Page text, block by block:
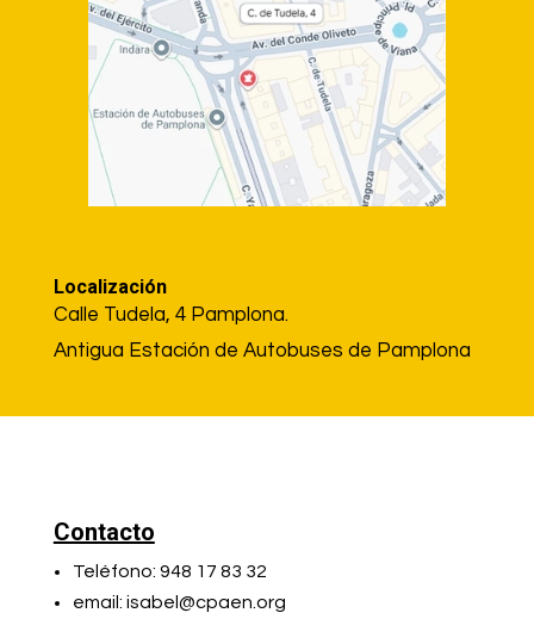
Localización
Calle Tudela, 4 Pamplona.
Antigua Estación de Autobuses de Pamplona
Contacto
Teléfono: 948 17 83 32
email: isabel@cpaen.org